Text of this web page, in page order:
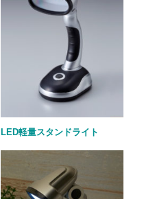
LED軽量スタンドライト